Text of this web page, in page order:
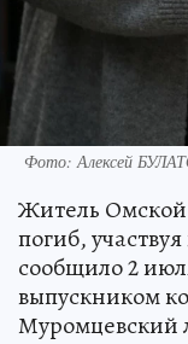
Фото:Алексей
Житель
погиб,
сообщило 2
выпускником
Муромцевский